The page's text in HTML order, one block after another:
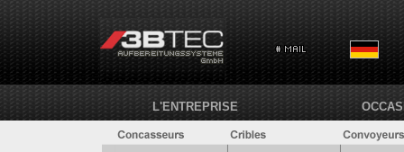
L'ENTREPRISE